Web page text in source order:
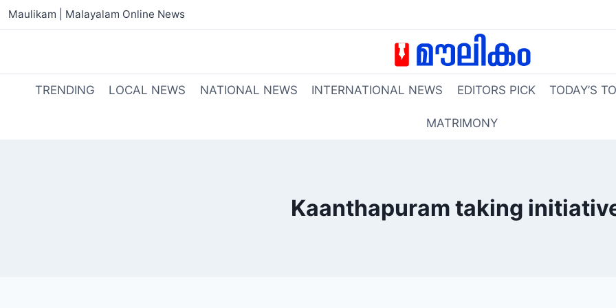
Maulikam | Malayalam Online News
TRENDING LOCAL NEWS NATIONAL NEWS INTERNATIONAL NEWS EDITORS PICK TODAY’S
MATRIMONY
Kaanthapuram taking